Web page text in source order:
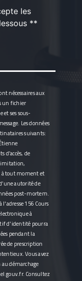
les
**
nécessaires aux
un fichier
et ses sous-
Les données
suivants:
d’accès, de
à tout moment et
autorité de
post-mortem.
l'adresse 156 Cours
à
d'identité pourra
pendant la
de prescription
Vous avez
au démarchage
. Consultez